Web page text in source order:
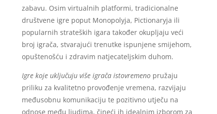
zabavu. Osim virtualnih platformi, tradicionalne
društvene igre poput Monopolyja, Pictionaryja ili
popularnih strateških igara također okupljaju veći
broj igrača, stvarajući trenutke ispunjene smijehom,
opuštenošću i zdravim natjecateljskim duhom.
Igre koje uključuju više igrača istovremenopružaju
priliku za kvalitetno provođenje vremena, razvijaju
međusobnu komunikaciju te pozitivno utječu na
odnose među ljudima, čineći ih idealnim izborom za